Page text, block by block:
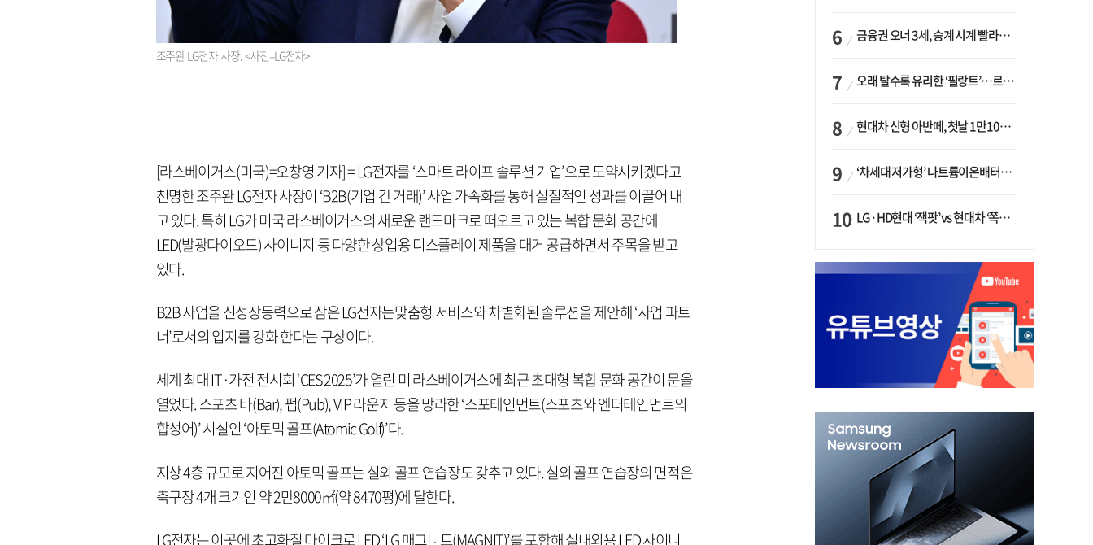
조주완 LG전자 사장. <사진=LG전자>
[라스베이거스(미국)=오창영 기자] = LG전자를 ‘스마트 라이프 솔루션 기업’으로 도약시키겠다고
천명한 조주완 LG전자 사장이 ‘B2B(기업 간 거래)’ 사업 가속화를 통해 실질적인 성과를 이끌어 내
고 있다. 특히 LG가 미국 라스베이거스의 새로운 랜드마크로 떠오르고 있는 복합 문화 공간에
LED(발광다이오드) 사이니지 등 다양한 상업용 디스플레이 제품을 대거 공급하면서 주목을 받고
있다.
B2B 사업을 신성장동력으로 삼은 LG전자는맞춤형 서비스와 차별화된 솔루션을 제안해 ‘사업 파트
너’로서의 입지를 강화 한다는 구상이다.
세계 최대 IT·가전 전시회 ‘CES 2025’가 열린 미 라스베이거스에 최근 초대형 복합 문화 공간이 문을
열었다. 스포츠 바(Bar), 펍(Pub), VIP 라운지 등을 망라한 ‘스포테인먼트(스포츠와 엔터테인먼트의
합성어)’ 시설인 ‘아토믹 골프(Atomic Golf)’다.
지상 4층 규모로 지어진 아토믹 골프는 실외 골프 연습장도 갖추고 있다. 실외 골프 연습장의 면적은
축구장 4개 크기인 약 2만8000㎡(약 8470평)에 달한다.
LG전자는 이곳에 초고화질 마이크로 LED ‘LG 매그니트(MAGNIT)’를 포함해 실내외용 LED 사이니
금융권 오너 3세, 승계 시계 빨라지나…한국투자 ‘속도’·미래에셋·메리츠는 ‘거리두기’
오래 탈수록 유리한 ‘필랑트’…르노코리아, 5년 뒤 잔존가치 53% 보장
현대차 신형 아반떼, 첫날 1만1094대 계약…역대 최고치 경신
‘차세대 저가형’ 나트륨이온배터리 시대 오나…LG화학·에코프로, 상용화 속도낸다
LG·HD현대 ‘잭팟’ vs 현대차 ‘쪽박’…글로벌 사모펀드, 韓 대기업 투자 ‘희비’